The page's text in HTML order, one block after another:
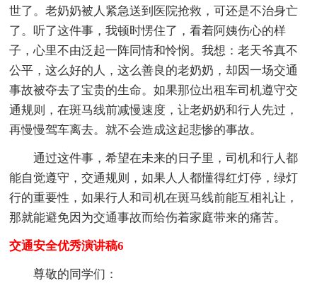
世了。老奶奶被人紧急送到医院抢救，可还是不治身亡
了。听了这件事，我顿时愣住了，看着阿姨伤心的样
子，心里不由泛起一阵同情和怜悯。我想：老天爷真不
公平，这么好的人，这么善良的老奶奶，却因一场交通
事故被夺去了宝贵的生命。如果那位出租车司机遵守交
通规则，在斑马线前减慢速度，让老奶奶和行人先过，
再慢慢驾车离去。就不会造成这起悲惨的事故。
通过这件事，希望在未来的日子里，司机和行人都
能自觉遵守，交通规则，如果人人都懂得红灯停，绿灯
行的重要性，如果行人和司机在斑马线前能互相礼让，
那就能避免因为交通事故而给伤着家庭带来的痛苦。
交通安全优秀演讲稿6
尊敬的同学们：